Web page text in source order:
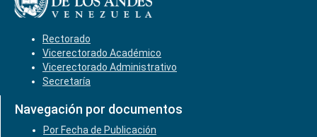
Rectorado
Vicerectorado Académico
Vicerectorado Administrativo
Secretaría
Navegación por documentos
Por Fecha de Publicación